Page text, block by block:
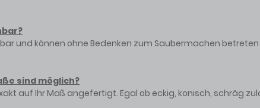
und können ohne Bedenken zum Saubermachen
sind möglich?
auf Ihr Maß angefertigt. Egal ob eckig, konisch, schräg